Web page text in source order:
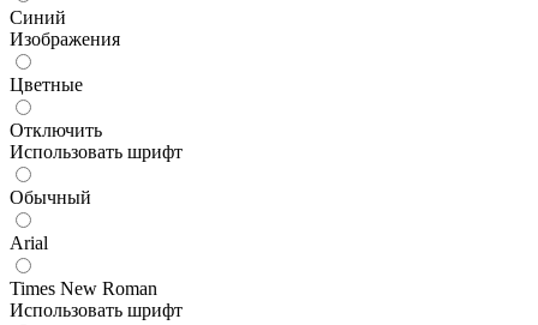
Синий
Изображения
Цветные
Отключить
Использовать шрифт
Обычный
Arial
Times New Roman
Использовать шрифт